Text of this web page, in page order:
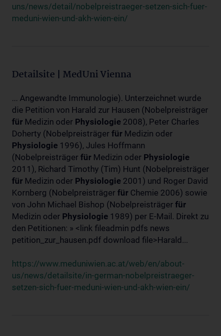
uns/news/detail/nobelpreistraeger-setzen-sich-fuer-
meduni-wien-und-akh-wien-ein/
Detailsite | MedUni Vienna
... Angewandte Immunologie). Unterzeichnet wurde
die Petition von Harald zur Hausen (Nobelpreisträger
für Medizin oder Physiologie 2008), Peter Charles
Doherty (Nobelpreisträger für Medizin oder
Physiologie 1996), Jules Hoffmann
(Nobelpreisträger für Medizin oder Physiologie
2011), Richard Timothy (Tim) Hunt (Nobelpreisträger
für Medizin oder Physiologie 2001) und Roger David
Kornberg (Nobelpreisträger für Chemie 2006) sowie
von John Michael Bishop (Nobelpreisträger für
Medizin oder Physiologie 1989) per E-Mail. Direkt zu
den Petitionen: » <link fileadmin pdfs news
petition_zur_hausen.pdf download file>Harald...
https://www.meduniwien.ac.at/web/en/about-
us/news/detailsite/in-german-nobelpreistraeger-
setzen-sich-fuer-meduni-wien-und-akh-wien-ein/